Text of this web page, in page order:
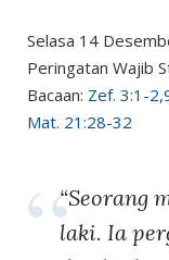
Selasa 14
Peringatan Wajib
Bacaan: Zef. 3:1-
Mat. 21:28-32
“Seorang
laki. Ia